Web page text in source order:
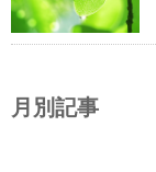
月別記事